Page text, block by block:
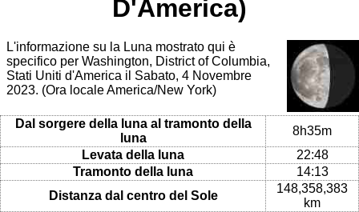
D'America)
L'informazione su la Luna mostrato qui è
specifico per Washington, District of Columbia,
Stati Uniti d'America il Sabato, 4 Novembre
2023. (Ora locale America/New York)
Dal sorgere della luna al tramonto della
luna
8h35m
Levata della luna
22:48
Tramonto della luna
14:13
Distanza dal centro del Sole
148,358,383
km